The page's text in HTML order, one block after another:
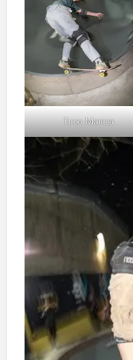
Tuco Manica